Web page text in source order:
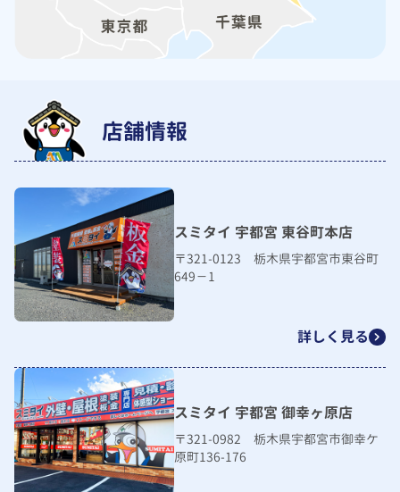
店舗情報
スミタイ 宇都宮 東谷町本店
〒321-0123 栃木県宇都宮市東谷町
649－1
詳しく見る
スミタイ 宇都宮 御幸ヶ原店
〒321-0982 栃木県宇都宮市御幸ケ
原町136-176